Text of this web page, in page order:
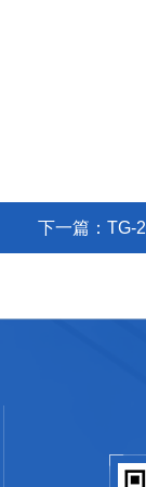
下一篇： TG-